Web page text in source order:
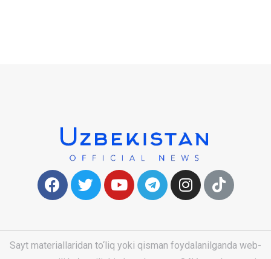
Sayt materiallaridan to‘liq yoki qisman foydalanilganda web-